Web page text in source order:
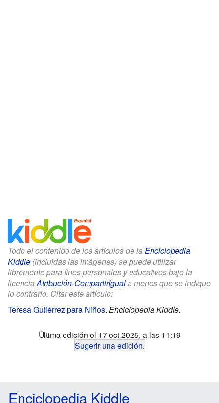
Todo el contenido de los artículos de la Enciclopedia
Kiddle (incluidas las imágenes) se puede utilizar
libremente para fines personales y educativos bajo la
licenciaAtribución-CompartirIguala menos que se indique
lo contrario. Citar este artículo:
Teresa Gutiérrez para Niños. Enciclopedia Kiddle.
Última edición el 17 oct 2025, a las 11:19
Sugerir una edición.
Enciclopedia Kiddle